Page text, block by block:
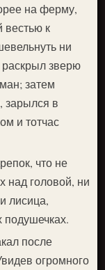
на ферму,
вестью к
ни
раскрыл зверю
затем
зарылся в
и тотчас
что не
над головой, ни
лисица,
после
огромного